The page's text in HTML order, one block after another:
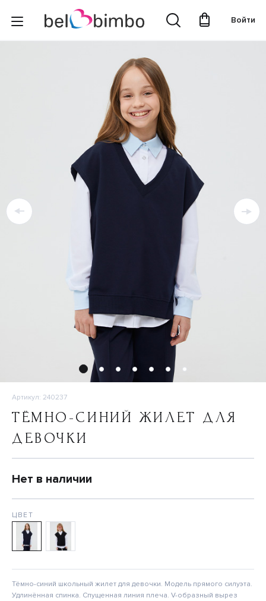
Войти
Артикул: 240237
ТЁМНО-СИНИЙ ЖИЛЕТ ДЛЯ
ДЕВОЧКИ
Нет в наличии
ЦВЕТ
Тёмно-синий школьный жилет для девочки. Модель прямого силуэта.
Удлинённая спинка. Спущенная линия плеча. V-образный вырез